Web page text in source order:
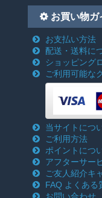
お買い物ガ
お支払い方法
配送・送料に
ショッピング
ご利用可能な
当サイトにつ
ご利用方法
ポイントにつ
アフターサー
ご友人紹介キ
FAQ よくある